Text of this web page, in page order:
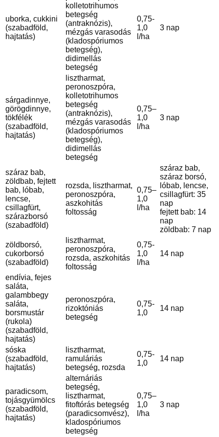
uborka, cukkini
(szabadföld,
hajtatás)
kolletotrihumos
betegség
(antraknózis),
mézgás varasodás
(kladospóriumos
betegség),
didimellás
betegség
0,75-
1,0
l/ha
3 nap
sárgadinnye,
görögdinnye,
tökfélék
(szabadföld,
hajtatás)
lisztharmat,
peronoszpóra,
kolletotrihumos
betegség
(antraknózis),
mézgás varasodás
(kladospóriumos
betegség),
didimellás
betegség
0,75–
1,0
l/ha
3 nap
száraz bab,
zöldbab, fejtett
bab, lóbab,
lencse,
csillagfürt,
szárazborsó
(szabadföld)
rozsda, lisztharmat,
peronoszpóra,
aszkohitás
foltosság
0,75–
1,0
l/ha
száraz bab,
száraz borsó,
lóbab, lencse,
csillagfürt: 35
nap
fejtett bab: 14
nap
zöldbab: 7 nap
zöldborsó,
cukorborsó
(szabadföld)
lisztharmat,
peronoszpóra,
rozsda, aszkohitás
foltosság
0,75-
1,0
l/ha
14 nap
endívia, fejes
saláta,
galambbegy
saláta,
borsmustár
(rukola)
(szabadföld,
hajtatás)
peronoszpóra,
rizoktóniás
betegség
0,75-
1,0
14 nap
sóska
(szabadföld,
hajtatás)
lisztharmat,
ramuláriás
betegség, rozsda
0,75-
1,0
14 nap
paradicsom,
tojásgyümölcs
(szabadföld,
hajtatás)
alternáriás
betegség,
lisztharmat,
fitoftórás betegség
(paradicsomvész),
kladospóriumos
betegség
0,75–
1,0
l/ha
3 nap